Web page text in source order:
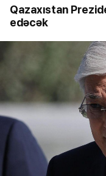
Qazaxıstan
edəcək